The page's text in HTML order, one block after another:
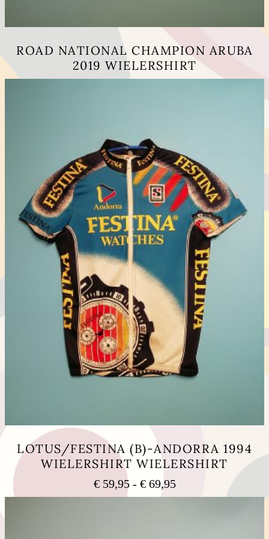
ROAD NATIONAL CHAMPION ARUBA
2019 WIELERSHIRT
Deze
optie
kan
gekozen
worden
op
productpagina
LOTUS/FESTINA (B)-ANDORRA 1994
WIELERSHIRT WIELERSHIRT
€59,95 - €69,95Prijsklasse:
€ 59,95